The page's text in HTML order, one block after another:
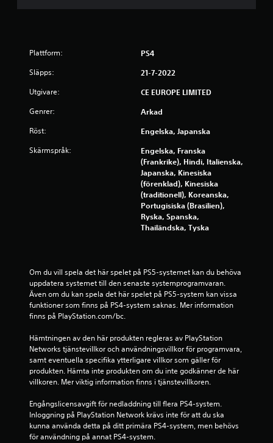
r
1
8
t
y
Plattform: PS4
Släpps: 21-7-2022
Utgivare: CE EUROPE LIMITED
Genrer: Arkad
Röst: Engelska, Japanska
Skärmspråk:
Engelska, Franska
(Frankrike), Hindi, Italienska,
Japanska, Kinesiska
(förenklad), Kinesiska
(traditionell), Koreanska,
Portugisiska (Brasilien),
Ryska, Spanska,
Thailändska, Tyska
Om du vill spela det här spelet på PS5-systemet kan du behöva
uppdatera systemet till den senaste systemprogramvaran.
Även om du kan spela det här spelet på PS5-system kan vissa
funktioner som finns på PS4-system saknas. Mer information
finns på PlayStation.com/bc.
Hämtningen av den här produkten regleras av PlayStation
Networks tjänstevillkor och användningsvillkor för programvara,
samt eventuella specifika ytterligare villkor som gäller för
produkten. Hämta inte produkten om du inte godkänner de här
villkoren. Mer viktig information finns i tjänstevillkoren.
Engångslicensavgift för nedladdning till flera PS4-system.
Inloggning på PlayStation Network krävs inte för att du ska
kunna använda detta på ditt primära PS4-system, men behövs
för användning på annat PS4-system.